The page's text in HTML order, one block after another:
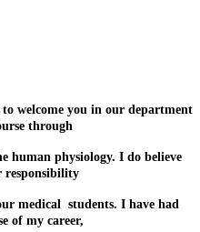
you in our department
through
human physiology. I do believe
responsibility
medical students. I have had
of my career,